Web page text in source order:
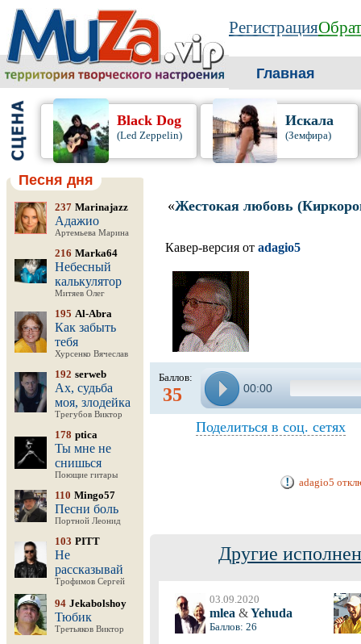
Регистрация
Главная
Black Dog
(Led Zeppelin)
Искала
(Земфира)
Песня дня
237 Marinajazz
Адажио
Артемьева Марина
216 Marka64
Небесный
калькулятор
Митяев Олег
195 Al-Abra
Как забыть
тебя
Хурсенко Вячеслав
192 serweb
Ах, судьба
моя, злодейка
Трегубов Виктор
178 ptica
Ты мне не
снишься
Поющие гитары
110 Mingo57
Песни боль
Портной Леонид
103 PITT
Не
рассказывай
Трофимов Сергей
94 Jekabolshoy
Тюбик
Третьяков Виктор
«Жестокая любовь
Кавер-версия от adagio5
Баллов:
35 00:00
Поделиться в соц. сетях
adagio5
Другие
03.09.2020
mlea &Yehuda
Баллов: 26